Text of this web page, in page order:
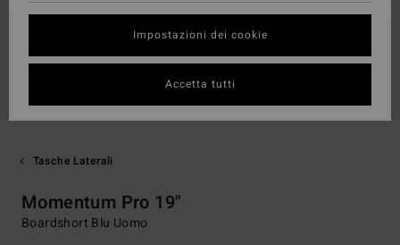
Tasche Laterali
Momentum Pro 19"
Boardshort Blu Uomo
Impostazioni dei cookie
Accetta tutti